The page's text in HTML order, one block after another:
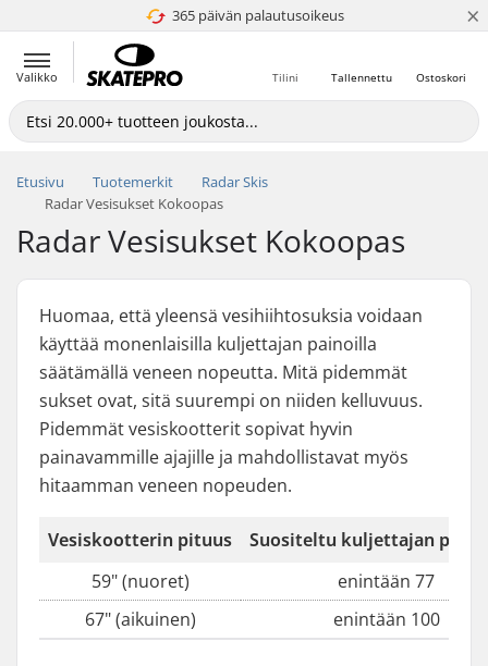
365 päivän palautusoikeus
4.8 / 5 ×
Valikko Ostoskori
Tallennettu
Tilini
Etusivu Tuotemerkit
Radar Skis
Radar Vesisukset Kokoopas
Radar Vesisukset Kokoopas
Huomaa, että yleensä vesihiihtosuksia voidaan
käyttää monenlaisilla kuljettajan painoilla
säätämällä veneen nopeutta. Mitä pidemmät
sukset ovat, sitä suurempi on niiden kelluvuus.
Pidemmät vesiskootterit sopivat hyvin
painavammille ajajille ja mahdollistavat myös
hitaamman veneen nopeuden.
Vesiskootterin pituus
Suositeltu kuljettajan
59" (nuoret)
enintään 77
67" (aikuinen)
enintään 100